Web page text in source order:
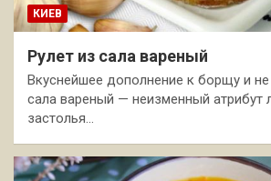
КИЕВ
Рулет из сала вареный
Вкуснейшее дополнение к борщу и не
сала вареный — неизменный атрибут
застолья…